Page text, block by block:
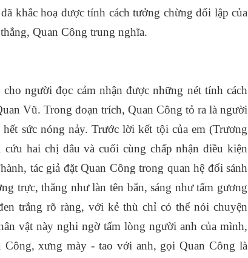
khắc hoạ được tính cách tưởng chừng đối lập của
Quan Công trung nghĩa.
người đọc cảm nhận được những nét tính cách
Vũ. Trong đoạn trích, Quan Công tỏ ra là người
sức nóng nảy. Trước lời kết tội của em (Trương
hai chị dâu và cuối cùng chấp nhận điều kiện
tác giả đặt Quan Công trong quan hệ đối sánh
trực, thẳng như làn tên bắn, sáng như tấm gương
trắng rõ ràng, với kẻ thù chỉ có thể nói chuyện
vật này nghi ngờ tấm lòng người anh của mình,
Công, xưng mày - tao với anh, gọi Quan Công là